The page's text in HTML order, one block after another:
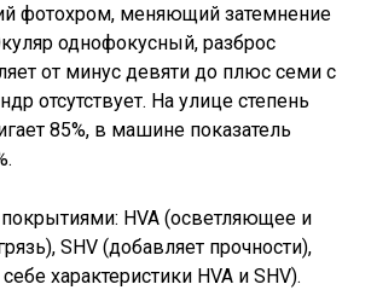
фотохром, меняющий затемнение
однофокусный, разброс
от минус девяти до плюс семи с
отсутствует. На улице степень
85%, в машине показатель
HVA (осветляющее и
SHV (добавляет прочности),
характеристики HVA и SHV).